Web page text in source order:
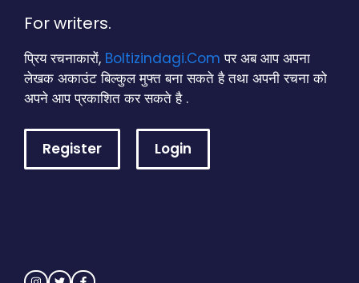
For writers.
प्रिय रचनाकारों, Boltizindagi.Com पर अब आप अपना
लेखक अकाउंट बिल्कुल मुफ्त बना सकते है तथा अपनी रचना को
अपने आप प्रकाशित कर सकते है .
Register Login